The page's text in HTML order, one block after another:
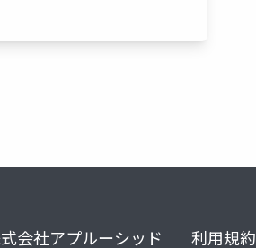
会社アプルーシッド 利用規約